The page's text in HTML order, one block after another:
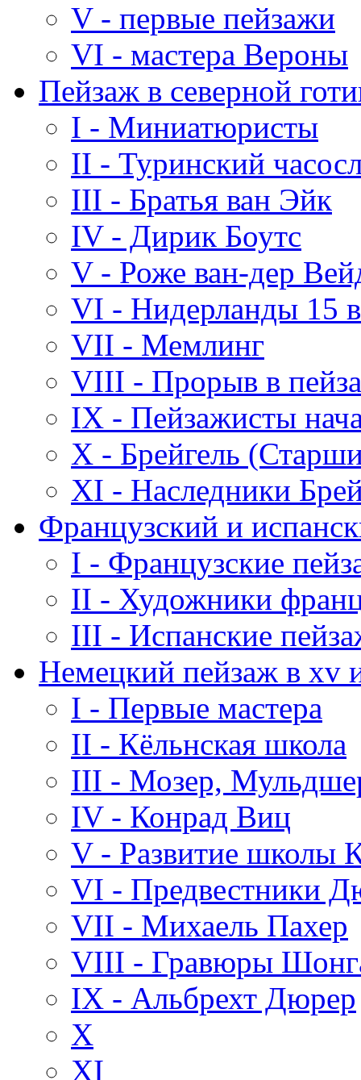
V - первые пейзажи
VI - мастера Вероны
Пейзаж в северной
I - Миниатюристы
II - Туринский
III - Братья ван Эйк
IV - Дирик Боутс
V - Роже ван-дер
VI - Нидерланды 15
VII - Мемлинг
VIII - Прорыв в
IX - Пейзажисты
X - Брейгель
XI - Наследники
Французский и
I - Французские
II - Художники
III - Испанские
Немецкий пейзаж в xv
I - Первые мастера
II - Кёльнская школа
III - Мозер,
IV - Конрад Виц
V - Развитие школы
VI - Предвестники
VII - Михаель Пахер
VIII - Гравюры
IX - Альбрехт Дюрер
X
XI